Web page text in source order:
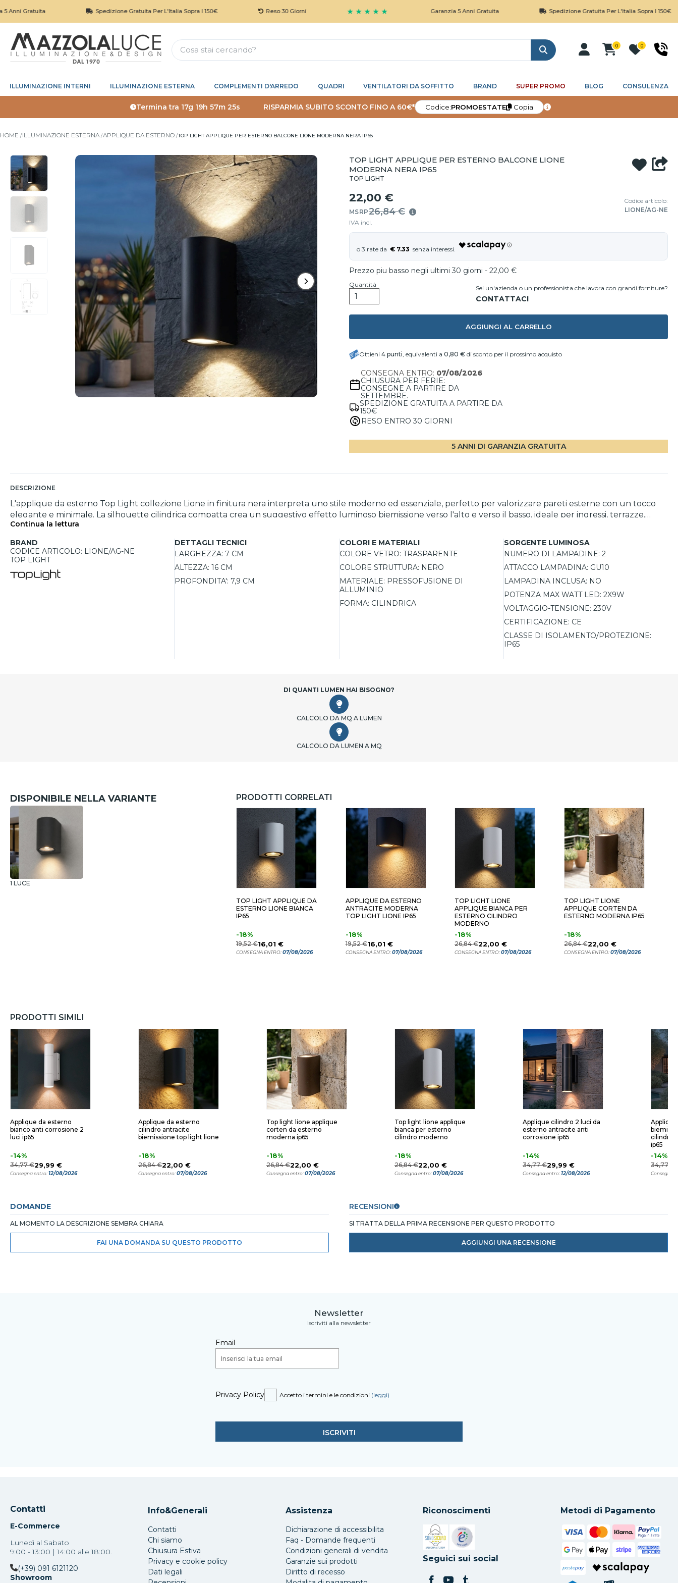
Spedizione Gratuita Per L'Italia Sopra I 150€ Reso 30 Giorni ★ ★ ★ ★ ★ Garanzia 5 Anni Gratuita Spedizione Gratuita Per L'Italia Sopra I 150€
Cerca
0 0
ILLUMINAZIONE INTERNI ILLUMINAZIONE ESTERNA COMPLEMENTI D'ARREDO QUADRI VENTILATORI DA SOFFITTO BRAND SUPER PROMO BLOG CONSULENZA
Termina tra 17g 19h 57m 24s RISPARMIA SUBITO SCONTO FINO A 60€* Codice:PROMOESTATE Copia
HOME ILLUMINAZIONE ESTERNA APPLIQUE DA ESTERNO TOP LIGHT APPLIQUE PER ESTERNO BALCONE LIONE MODERNA NERA IP65
TOP LIGHT APPLIQUE PER ESTERNO BALCONE LIONE
MODERNA NERA IP65
TOP LIGHT
22,00 €
MSRP26,84 €
IVA incl.
Codice articolo:
LIONE/AG-NE
€ 7.33
Prezzo piu basso negli ultimi 30 giorni - 22,00 €
Quantità Sei un'azienda o un professionista che lavora con grandi forniture?
AGGIUNGI AL CARRELLO
Ottieni 4 punti, equivalenti a 0,80 € di sconto per il prossimo acquisto
CONSEGNA ENTRO: 07/08/2026
CHIUSURA PER FERIE:
CONSEGNE A PARTIRE DA
SETTEMBRE.
SPEDIZIONE GRATUITA A PARTIRE DA
150€
RESO ENTRO 30 GIORNI
5 ANNI DI GARANZIA GRATUITA
DESCRIZIONE
L'applique da esterno Top Light collezione Lione in finitura nera interpreta uno stile moderno ed essenziale, perfetto per valorizzare pareti esterne con un tocco
elegante e minimale. La silhouette cilindrica compatta crea un suggestivo effetto luminoso biemissione verso l'alto e verso il basso, ideale per ingressi, terrazze,
balconi e facciate contemporanee. Realizzata in pressofusione di alluminio con diffusore in vetro trasparente, abbina resistenza e design in una soluzione pensata
per durare nel tempo. I due attacchi GU10 intercambiabili supportano una potenza elettrica massima di 2x9W LED e permettono di scegliere liberamente la
lampadina più adatta all'ambiente. L'elevato grado di protezione IP65 garantisce un'ottima schermatura contro pioggia, polvere e umidità, rendendola ideale anche
per installazioni outdoor particolarmente esposte agli agenti atmosferici.
Continua la lettura
BRAND
CODICE ARTICOLO: LIONE/AG-NE
TOP LIGHT
DETTAGLI TECNICI
LARGHEZZA: 7 CM
ALTEZZA: 16 CM
PROFONDITA': 7,9 CM
COLORI E MATERIALI
COLORE VETRO: TRASPARENTE
COLORE STRUTTURA: NERO
MATERIALE: PRESSOFUSIONE DI
ALLUMINIO
FORMA: CILINDRICA
SORGENTE LUMINOSA
NUMERO DI LAMPADINE: 2
ATTACCO LAMPADINA: GU10
LAMPADINA INCLUSA: NO
POTENZA MAX WATT LED: 2X9W
VOLTAGGIO-TENSIONE: 230V
CERTIFICAZIONE: CE
CLASSE DI ISOLAMENTO/PROTEZIONE:
IP65
DI QUANTI LUMEN HAI BISOGNO?
CALCOLO DA MQ A LUMEN
CALCOLO DA LUMEN A MQ
DISPONIBILE NELLA VARIANTE
1 LUCE
PRODOTTI CORRELATI
TOP LIGHT APPLIQUE DA
ESTERNO LIONE BIANCA
IP65
-18%
19,52 €16,01 €
CONSEGNA ENTRO:07/08/2026
APPLIQUE DA ESTERNO
ANTRACITE MODERNA
TOP LIGHT LIONE IP65
-18%
19,52 €16,01 €
CONSEGNA ENTRO:07/08/2026
TOP LIGHT LIONE
APPLIQUE BIANCA PER
ESTERNO CILINDRO
MODERNO
-18%
26,84 €22,00 €
CONSEGNA ENTRO:07/08/2026
TOP LIGHT LIONE
APPLIQUE CORTEN DA
ESTERNO MODERNA IP65
-18%
26,84 €22,00 €
CONSEGNA ENTRO:07/08/2026
PRODOTTI SIMILI
Applique da esterno
bianco anti corrosione 2
luci ip65
-14%
34,77 €29,99 €
Consegna entro:12/08/2026
Applique da esterno
cilindro antracite
biemissione top light lione
-18%
26,84 €22,00 €
Consegna entro:07/08/2026
Top light lione applique
corten da esterno
moderna ip65
-18%
26,84 €22,00 €
Consegna entro:07/08/2026
Top light lione applique
bianca per esterno
cilindro moderno
-18%
26,84 €22,00 €
Consegna entro:07/08/2026
Applique cilindro 2 luci da
esterno antracite anti
corrosione ip65
-14%
34,77 €29,99 €
Consegna entro:12/08/2026
cilindro
ip65
-14%
34,77 €
Consegna
DOMANDE
AL MOMENTO LA DESCRIZIONE SEMBRA CHIARA
FAI UNA DOMANDA SU QUESTO PRODOTTO
RECENSIONI
SI TRATTA DELLA PRIMA RECENSIONE PER QUESTO PRODOTTO
AGGIUNGI UNA RECENSIONE
Newsletter
Iscriviti alla newsletter
Email
Privacy Policy Accetto i termini e le condizioni (leggi)
Contatti
E-Commerce
Lunedì al Sabato
9:00 - 13:00 | 14:00 alle 18:00.
(+39) 091 6121120
Showroom
Info&Generali
Contatti
Chi siamo
Chiusura Estiva
Privacy e cookie policy
Dati legali
Assistenza
Dichiarazione di accessibilita
Faq - Domande frequenti
Condizioni generali di vendita
Garanzie sui prodotti
Diritto di recesso
Riconoscimenti
Si apre in una nuova scheda
Si apre in una nuova scheda
Seguici sui social
Metodi di Pagamento
postepay